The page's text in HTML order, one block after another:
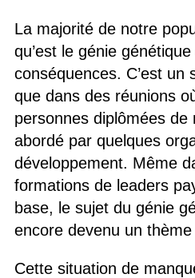
La majorité de notre
qu’est le génie
conséquences. C’est un
que dans des réunions
personnes diplômées de
abordé par quelques
développement. Même
formations de leaders
base, le sujet du génie
encore devenu un
Cette situation de